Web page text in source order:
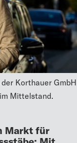
Korthauer GmbH
Mittelstand.
Markt für